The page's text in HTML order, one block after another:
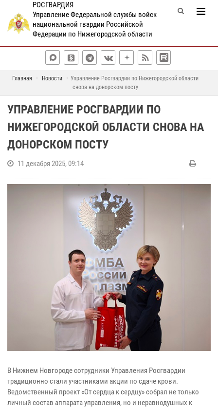
РОСГВАРДИЯ
Управление Федеральной службы войск
национальной гвардии Российской
Федерации по Нижегородской области
Главная Новости
Управление Росгвардии по Нижегородской области
снова на донорском посту
УПРАВЛЕНИЕ РОСГВАРДИИ ПО
НИЖЕГОРОДСКОЙ ОБЛАСТИ СНОВА НА
ДОНОРСКОМ ПОСТУ
11 декабря 2025, 09:14
В Нижнем Новгороде сотрудники Управления Росгвардии
традиционно стали участниками акции по сдаче крови.
Ведомственный проект «От сердца к сердцу» собрал не только
личный состав аппарата управления, но и неравнодушных к